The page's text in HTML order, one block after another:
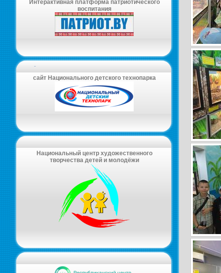
Интерактивная платформа патриотического
воспитания
-
сайт Национального детского технопарка
Национальный центр художественного
творчества детей и молодёжи